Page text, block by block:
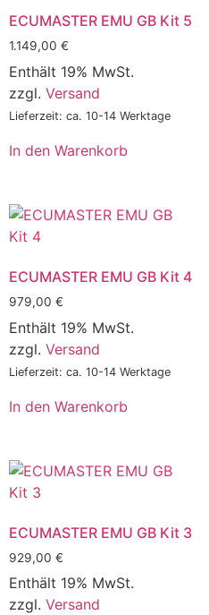
ECUMASTER EMU GB Kit 5
1.149,00 €
Enthält 19% MwSt.
zzgl. Versand
Lieferzeit: ca. 10-14 Werktage
In den Warenkorb
ECUMASTER EMU GB Kit 4
979,00 €
Enthält 19% MwSt.
zzgl. Versand
Lieferzeit: ca. 10-14 Werktage
In den Warenkorb
ECUMASTER EMU GB Kit 3
929,00 €
Enthält 19% MwSt.
zzgl. Versand